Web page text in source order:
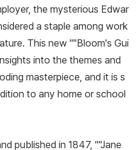
리스 밀러의 해체론과 일정한
교 등을 접목한 자신만의 독특한
미니즘, 신역사주의, 마르크스주
인 것으로 환원하는 비평들을 모
인가』 등 대중 독자들을 위한 다
백조의 노래라 부른 『영향의 해
모음집의 책임편집인으로 수백
the mysterious Edwar
a staple among work
This new ""Bloom's Gui
into the themes and
masterpiece, and it is s
to any home or school
published in 1847, ""Jane